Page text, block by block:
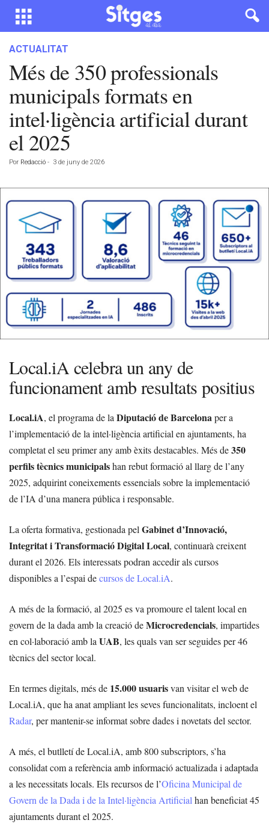
ACTUALITAT
Més de 350 professionals
municipals formats en
intel·ligència artificial durant
el 2025
Por Redacció - 3 de juny de 2026
Local.iA celebra un any de
funcionament amb resultats positius
Local.iA, el programa de la Diputació de Barcelonaper a
l’implementació de la intel·ligència artificial en ajuntaments, ha
completat el seu primer any amb èxits destacables. Més de350
perfils tècnics municipalshan rebut formació al llarg de l’any
2025, adquirint coneixements essencials sobre la implementació
de l’IA d’una manera pública i responsable.
La oferta formativa, gestionada pel Gabinet d’Innovació,
Integritat i Transformació Digital Local, continuarà creixent
durant el 2026. Els interessats podran accedir als cursos
disponibles a l’espai decursos de Local.iA.
A més de la formació, al 2025 es va promoure el talent local en
govern de la dada amb la creació deMicrocredencials, impartides
en col·laboració amb la UAB, les quals van ser seguides per 46
tècnics del sector local.
En termes digitals, més de 15.000 usuarisvan visitar el web de
Local.iA, que ha anat ampliant les seves funcionalitats, incloent el
Radar, per mantenir-se informat sobre dades i novetats del sector.
A més, el butlletí de Local.iA, amb 800 subscriptors, s’ha
consolidat com a referència amb informació actualizada i adaptada
a les necessitats locals. Els recursos de l’Oficina Municipal de
Govern de la Dada i de la Intel·ligència Artificial han beneficiat 45
ajuntaments durant el 2025.